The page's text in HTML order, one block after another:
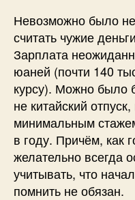
Невозможно было
считать чужие
Зарплата
юаней (почти 140
курсу). Можно было
не китайский
минимальным
в году. Причём, как
желательно всегда
учитывать, что
помнить не обязан.